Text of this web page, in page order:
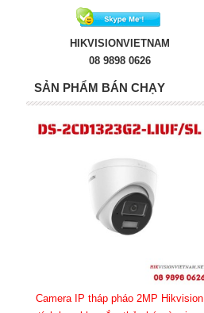
HIKVISIONVIETNAM
08 9898 0626
SẢN PHẨM BÁN CHẠY
Camera IP tháp pháo 2MP Hikvision